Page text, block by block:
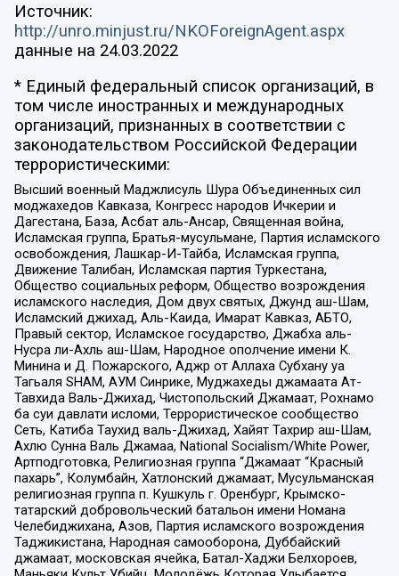
Источник:
http://unro.minjust.ru/NKOForeignAgent.aspx
данные на 24.03.2022
* Единый федеральный список организаций, в
том числе иностранных и международных
организаций, признанных в соответствии с
законодательством Российской Федерации
террористическими:
Высший военный Маджлисуль Шура Объединенных сил
моджахедов Кавказа, Конгресс народов Ичкерии и
Дагестана, База, Асбат аль-Ансар, Священная война,
Исламская группа, Братья-мусульмане, Партия исламского
освобождения, Лашкар-И-Тайба, Исламская группа,
Движение Талибан, Исламская партия Туркестана,
Общество социальных реформ, Общество возрождения
исламского наследия, Дом двух святых, Джунд аш-Шам,
Исламский джихад, Аль-Каида, Имарат Кавказ, АБТО,
Правый сектор, Исламское государство, Джабха аль-
Нусра ли-Ахль аш-Шам, Народное ополчение имени К.
Минина и Д. Пожарского, Аджр от Аллаха Субхану уа
Тагьаля SHAM, АУМ Синрике, Муджахеды джамаата Ат-
Тавхида Валь-Джихад, Чистопольский Джамаат, Рохнамо
ба суи давлати исломи, Террористическое сообщество
Сеть, Катиба Таухид валь-Джихад, Хайят Тахрир аш-Шам,
Ахлю Сунна Валь Джамаа, National Socialism/White Power,
Артподготовка, Религиозная группа “Джамаат “Красный
пахарь”, Колумбайн, Хатлонский джамаат, Мусульманская
религиозная группа п. Кушкуль г. Оренбург, Крымско-
татарский добровольческий батальон имени Номана
Челебиджихана, Азов, Партия исламского возрождения
Таджикистана, Народная самооборона, Дуббайский
джамаат, московская ячейка, Батал-Хаджи Белхороев,